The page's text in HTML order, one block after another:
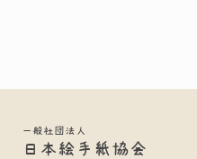
一般社団法人
日本絵手紙協会